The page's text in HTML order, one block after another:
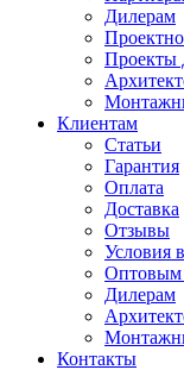
Дилерам
Проекты
Клиентам
Статьи
Гарантия
Оплата
Доставка
Отзывы
Условия
Оптовым
Дилерам
Контакты